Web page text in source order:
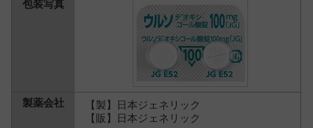
【製】日本ジェネリック
【販】日本ジェネリック